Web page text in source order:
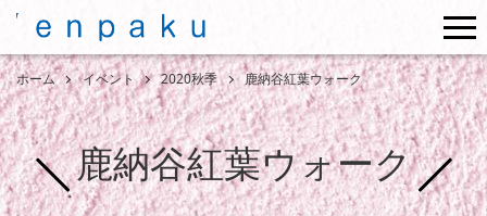
ホーム イベント 2020秋季 鹿納谷紅葉ウォーク
鹿納谷紅葉ウォーク